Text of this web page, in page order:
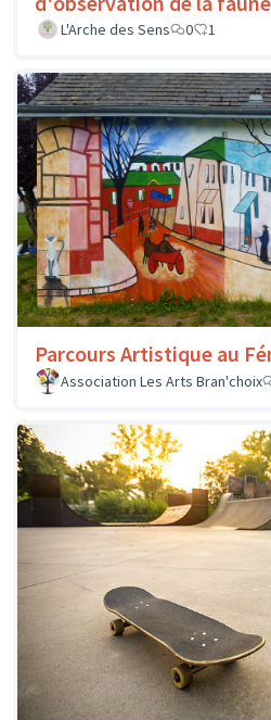
L'Arche des Sens
0 1
Parcours Artistique au
Association Les Arts Bran'choix